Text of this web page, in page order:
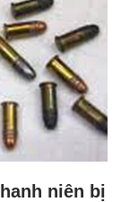
niên bị